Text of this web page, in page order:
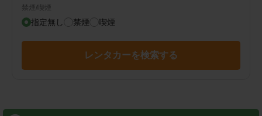
禁煙/喫煙
指定無し 禁煙 喫煙
レンタカーを検索する